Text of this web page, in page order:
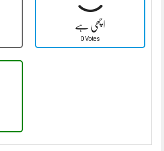
اچھی ہے
0 Votes